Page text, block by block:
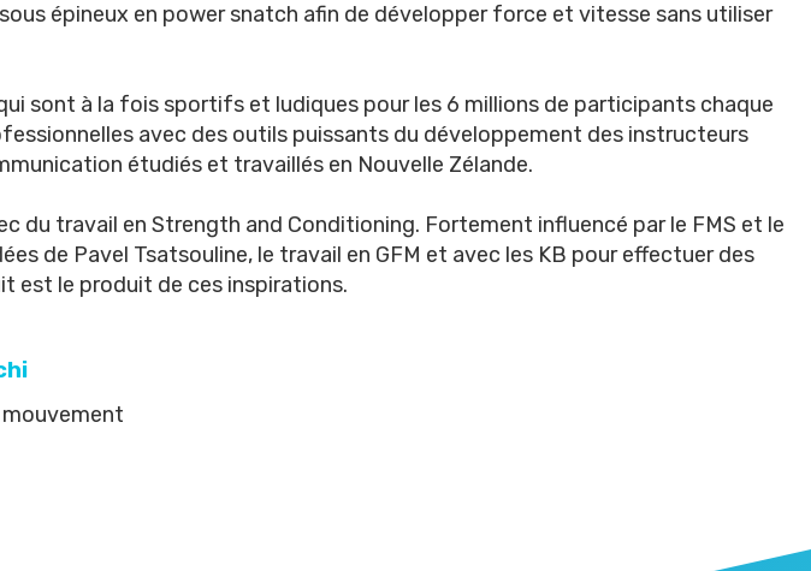
épineux en power snatch afin de développer force et vitesse sans utiliser
sont à la fois sportifs et ludiques pour les 6 millions de participants chaque
avec des outils puissants du développement des instructeurs
étudiés et travaillés en Nouvelle Zélande.
du travail en Strength and Conditioning. Fortement influencé par le FMS et le
de Pavel Tsatsouline, le travail en GFM et avec les KB pour effectuer des
est le produit de ces inspirations.